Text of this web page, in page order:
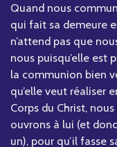
Quand nous
qui fait sa demeure
n’attend pas que
nous puisqu’elle est
la communion bien
qu’elle veut réaliser
Corps du Christ,
ouvrons à lui (et
un), pour qu’il fasse